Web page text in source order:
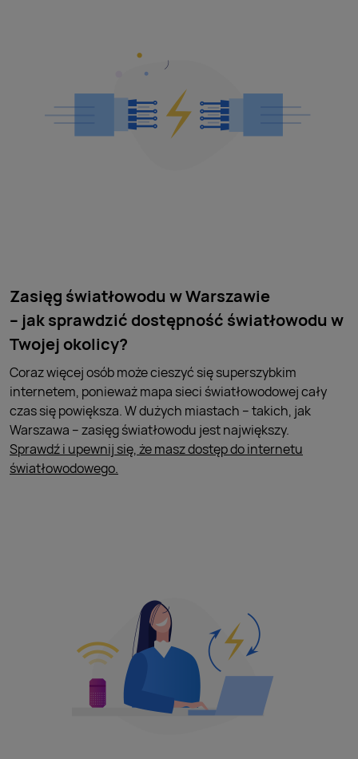
Zasięg światłowodu w Warszawie
– jak sprawdzić dostępność światłowodu w
Twojej okolicy?
Coraz więcej osób może cieszyć się superszybkim
internetem, ponieważ mapa sieci światłowodowej cały
czas się powiększa. W dużych miastach – takich, jak
Warszawa – zasięg światłowodu jest największy.
Sprawdź i upewnij się, że masz dostęp do internetu
światłowodowego.